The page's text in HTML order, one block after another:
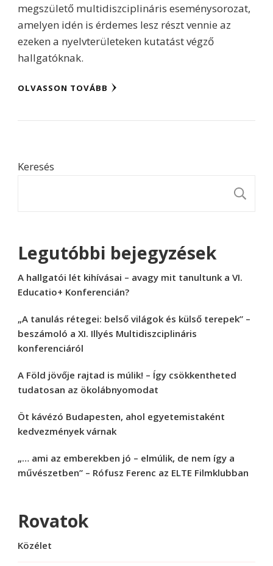
megszülető multidiszciplináris eseménysorozat,
amelyen idén is érdemes lesz részt vennie az
ezeken a nyelvterületeken kutatást végző
hallgatóknak.
OLVASSON TOVÁBB
Keresés
Legutóbbi bejegyzések
A hallgatói lét kihívásai – avagy mit tanultunk a VI.
Educatio+ Konferencián?
„A tanulás rétegei: belső világok és külső terepek” –
beszámoló a XI. Illyés Multidiszciplináris
konferenciáról
A Föld jövője rajtad is múlik! – Így csökkentheted
tudatosan az ökolábnyomodat
Öt kávézó Budapesten, ahol egyetemistaként
kedvezmények várnak
„… ami az emberekben jó – elmúlik, de nem így a
művészetben” – Rófusz Ferenc az ELTE Filmklubban
Rovatok
Közélet